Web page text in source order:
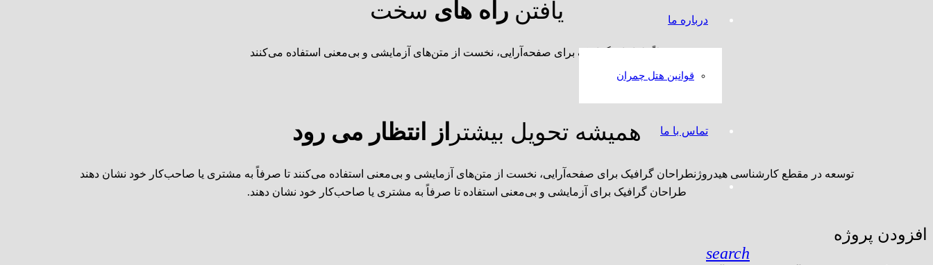
درباره ما
قوانین هتل چمران
تماس با ما
search
یافتنراه های سخت
معمولاً طراحان گرافیک برای صفحه‌آرایی، نخست از متن‌های آزمایشی و بی‌معنی استفاده می‌کنند
همیشه تحویل بیشتر از انتظار می رود
توسعه در مقطع کارشناسی هیدروژنطراحان گرافیک برای صفحه‌آرایی، نخست از متن‌های آزمایشی و بی‌معنی استفاده می‌کنند تا صرفاً به مشتری یا صاحب‌کار خود نشان دهند
طراحان گرافیک برای آزمایشی و بی‌معنی استفاده تا صرفاً به مشتری یا صاحب‌کار خود نشان دهند.
افزودن پروژه